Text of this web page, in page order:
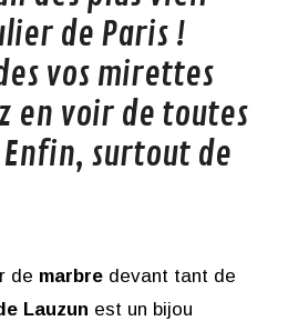
de Paris !
vos mirettes
en voir de toutes
surtout de
de marbredevant tant de
Lauzun est un bijou